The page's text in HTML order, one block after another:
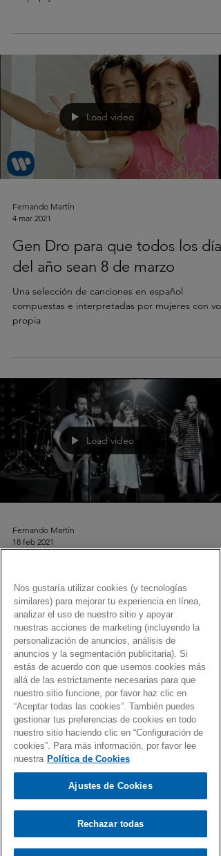
Load video
Fernando Martín
4 mar 2021
Gen Dro para que todos los días
del año sean 8 de marzo
Una selección de canciones en español
compuestas e interpretadas por mujeres con voz
propia
Load video
Fernando Martín
18 feb 2021
Canciones con el Gen Dro que en algún
fueron Nº 1… y que seguimos disfrutando tanto
como cuando surgieron.
Load video
Nos gustaría utilizar cookies (y tecnologías
similares) para mejorar tu experiencia en línea,
analizar el uso de nuestro sitio y apoyar
nuestras acciones de marketing (incluyendo la
personalización de anuncios, análisis de
anuncios y la segmentación publicitaria). Si
estás de acuerdo con que usemos cookies más
allá de las estrictamente necesarias para que
nuestro sitio funcione, por favor haz clic en
“Aceptar todas las cookies”. También puedes
gestionar tus preferencias de cookies en todo
nuestro sitio haciendo clic en “Configuración de
cookies”. Para más información, por favor lee
nuestra Política de Cookies
Ajustes de Cookies
Rechazar todas